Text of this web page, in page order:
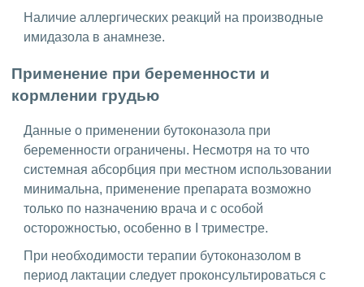
Наличие аллергических реакций на производные
имидазола в анамнезе.
Применение при беременности и
кормлении грудью
Данные о применении бутоконазола при
беременности ограничены. Несмотря на то что
системная абсорбция при местном использовании
минимальна, применение препарата возможно
только по назначению врача и с особой
осторожностью, особенно в I триместре.
При необходимости терапии бутоконазолом в
период лактации следует проконсультироваться с